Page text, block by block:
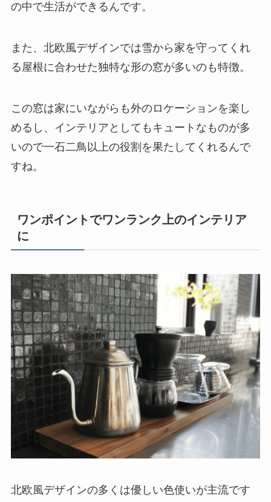
の中で生活ができるんです。
また、北欧風デザインでは雪から家を守ってくれ
る屋根に合わせた独特な形の窓が多いのも特徴。
この窓は家にいながらも外のロケーションを楽し
めるし、インテリアとしてもキュートなものが多
いので一石二鳥以上の役割を果たしてくれるんで
すね。
ワンポイントでワンランク上のインテリア
に
北欧風デザインの多くは優しい色使いが主流です